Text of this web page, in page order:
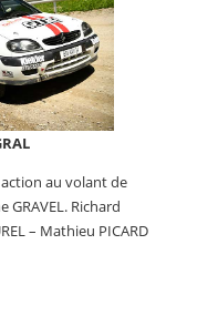
au volant de
GRAVEL. Richard
– Mathieu PICARD